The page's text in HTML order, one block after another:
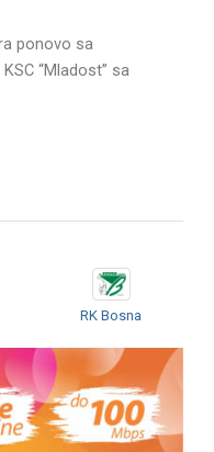
ponovo sa
“Mladost” sa
RK Bosna